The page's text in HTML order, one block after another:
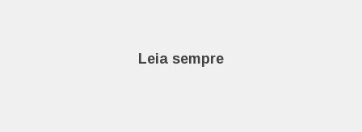
Leia sempre